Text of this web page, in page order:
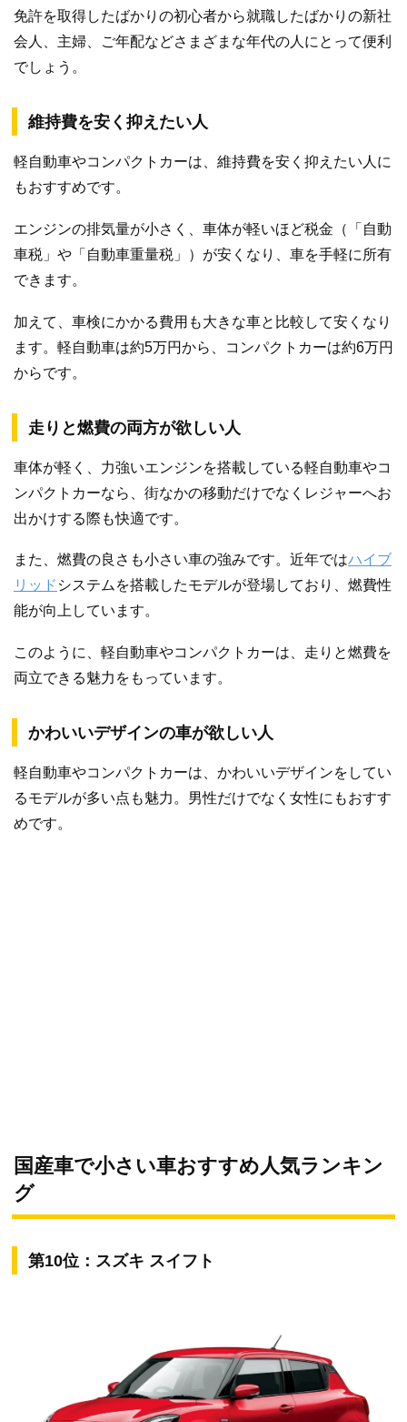
免許を取得したばかりの初心者から就職したばかりの新社
会人、主婦、ご年配などさまざまな年代の人にとって便利
でしょう。
維持費を安く抑えたい人
軽自動車やコンパクトカーは、維持費を安く抑えたい人に
もおすすめです。
エンジンの排気量が小さく、車体が軽いほど税金（「自動
車税」や「自動車重量税」）が安くなり、車を手軽に所有
できます。
加えて、車検にかかる費用も大きな車と比較して安くなり
ます。軽自動車は約5万円から、コンパクトカーは約6万円
からです。
走りと燃費の両方が欲しい人
車体が軽く、力強いエンジンを搭載している軽自動車やコ
ンパクトカーなら、街なかの移動だけでなくレジャーへお
出かけする際も快適です。
また、燃費の良さも小さい車の強みです。近年ではハイブ
リッド システムを搭載したモデルが登場しており、燃費性
能が向上しています。
このように、軽自動車やコンパクトカーは、走りと燃費を
両立できる魅力をもっています。
かわいいデザインの車が欲しい人
軽自動車やコンパクトカーは、かわいいデザインをしてい
るモデルが多い点も魅力。男性だけでなく女性にもおすす
めです。
国産車で小さい車おすすめ人気ランキン
グ
第10位：スズキ スイフト